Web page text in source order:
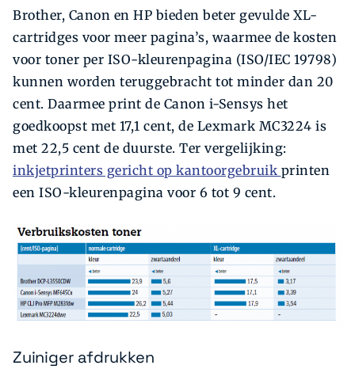
Brother, Canon en HP bieden beter gevulde XL-
cartridges voor meer pagina’s, waarmee de kosten
voor toner per ISO-kleurenpagina (ISO/IEC 19798)
kunnen worden teruggebracht tot minder dan 20
cent. Daarmee print de Canon i-Sensys het
goedkoopst met 17,1 cent, de Lexmark MC3224 is
met 22,5 cent de duurste. Ter vergelijking:
inkjetprinters gericht op kantoorgebruik printen
een ISO-kleurenpagina voor 6 tot 9 cent.
Zuiniger afdrukken